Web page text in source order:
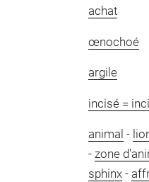
achat
œnochoé
argile
incisé =
animal -
- zone
sphinx-